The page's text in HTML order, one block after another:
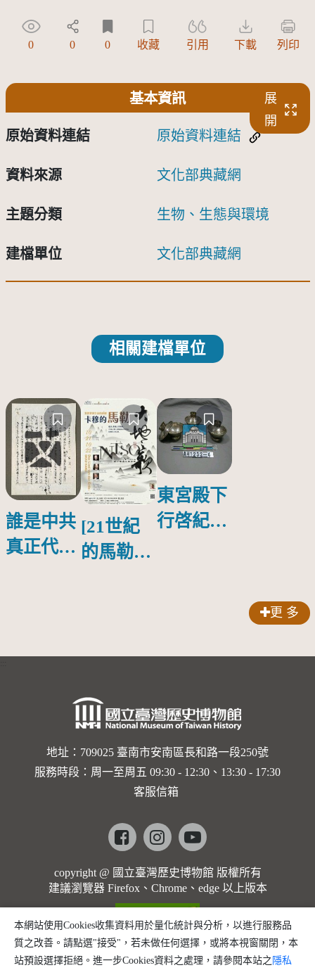
0 0 0 收藏 引用 下載 列印
基本資訊
展
開
原始資料連結 原始資料連結
資料來源 文化部典藏網
主題分類 生物、生態與環境
建檔單位 文化部典藏網
相關建檔單位
誰是中共
真正代言
[21世紀
的馬勒、
的依戀—
勒大地之
歌]【對
世界與生
命的依戀
馬勒大地
之歌】
東宮殿下
行啓紀念
更 多
地址：709025 臺南市安南區長和路一段250號
服務時段：周一至周五 09:30 - 12:30、13:30 - 17:30
客服信箱
Facebookinstagramyoutube
copyright @ 國立臺灣歷史博物館 版權所有
建議瀏覽器 Firefox、Chrome、edge 以上版本
本網站使用Cookies收集資料用於量化統計與分析，以進行服務品
質之改善。請點選"接受"，若未做任何選擇，或將本視窗關閉，本
站預設選擇拒絕。進一步Cookies資料之處理，請參閱本站之 隱私